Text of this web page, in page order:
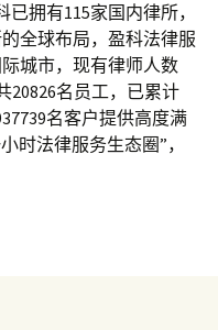
拥有115家国内律所，
全球布局，盈科法律服
城市，现有律师人数
20826名员工，已累计
名客户提供高度满
时法律服务生态圈”，